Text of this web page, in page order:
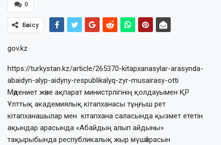
0
Бөлісу
gov.kz
https://turkystan.kz/article/265370-kitapxanasylar-arasynda-
abaidyn-alyp-aidyny-respublikalyq-zyr-musairasy-otti
Мәдениет және ақпарат министрлігінің қолдауымен ҚР
Ұлттық академиялық кітапханасы тұңғыш рет
кітапханашылар мен кітапхана саласында қызмет ететін
ақындар арасында «Абайдың алып айдыны»
тақырыбында республикалық жыр мүшәйрасын